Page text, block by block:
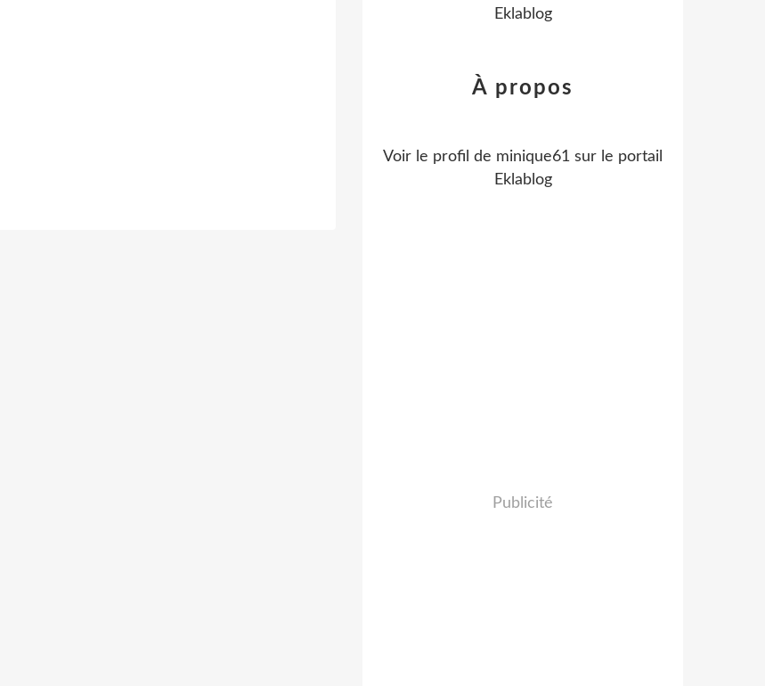
Eklablog
À propos
Voir le profil de minique61 sur le portail
Eklablog
Publicité